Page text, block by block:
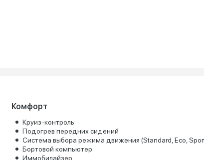
Комфорт
Круиз-контроль
Подогрев передних сидений
Система выбора режима движения (Standard, Eco,
Бортовой компьютер
Иммобилайзер